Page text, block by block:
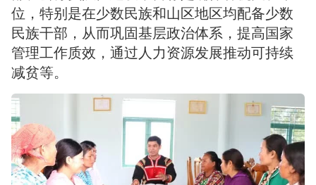
位，特别是在少数民族和山区地区均配备少数
民族干部，从而巩固基层政治体系，提高国家
管理工作质效，通过人力资源发展推动可持续
减贫等。